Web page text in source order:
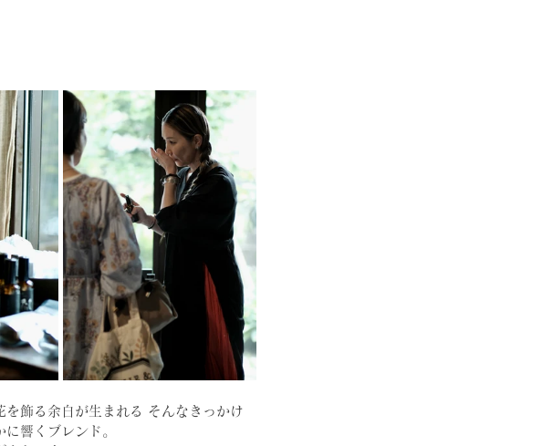
飾る余白が生まれる そんなきっかけ
響くブレンド。